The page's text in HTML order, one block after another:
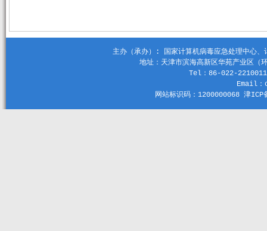
主办（承办）: 国家计算机病毒应急处理中心
地址：天津市滨海高新区华苑产业区
Tel：86-022-
Email
网站标识码：1200000068 津